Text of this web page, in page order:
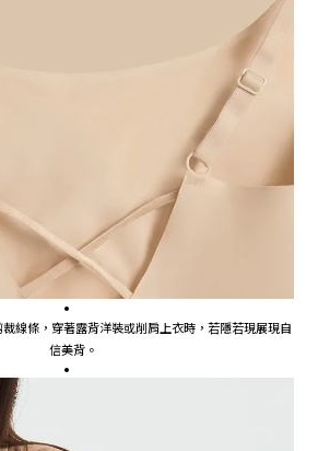
線條，穿著露背洋裝或削肩上衣時，若隱若現展現自
信美背。